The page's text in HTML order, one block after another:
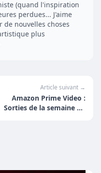
(quand l'inspiration
perdues... J'aime
de nouvelles choses
plus
Article suivant →
Amazon Prime Video :
Sorties de la semaine du